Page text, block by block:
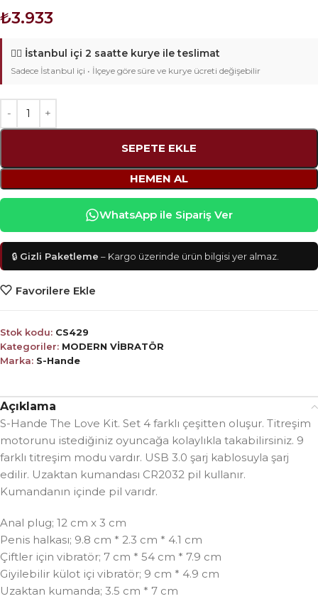
₺3.933
🚴‍♂️ İstanbul içi 2 saatte kurye ile teslimat
Sadece İstanbul içi • İlçeye göre süre ve kurye ücreti değişebilir
SEPETE EKLE
HEMEN AL
WhatsApp ile Sipariş Ver
🔒 Gizli Paketleme – Kargo üzerinde ürün bilgisi yer almaz.
Favorilere Ekle
Stok kodu: CS429
Kategoriler: MODERN VİBRATÖR
Marka: S-Hande
Açıklama
S-Hande The Love Kit. Set 4 farklı çeşitten oluşur. Titreşim
motorunu istediğiniz oyuncağa kolaylıkla takabilirsiniz. 9
farklı titreşim modu vardır. USB 3.0 şarj kablosuyla şarj
edilir. Uzaktan kumandası CR2032 pil kullanır.
Kumandanın içinde pil varıdr.
Anal plug; 12 cm x 3 cm
Penis halkası; 9.8 cm * 2.3 cm * 4.1 cm
Çiftler için vibratör; 7 cm * 54 cm * 7.9 cm
Giyilebilir külot içi vibratör; 9 cm * 4.9 cm
Uzaktan kumanda; 3.5 cm * 7 cm